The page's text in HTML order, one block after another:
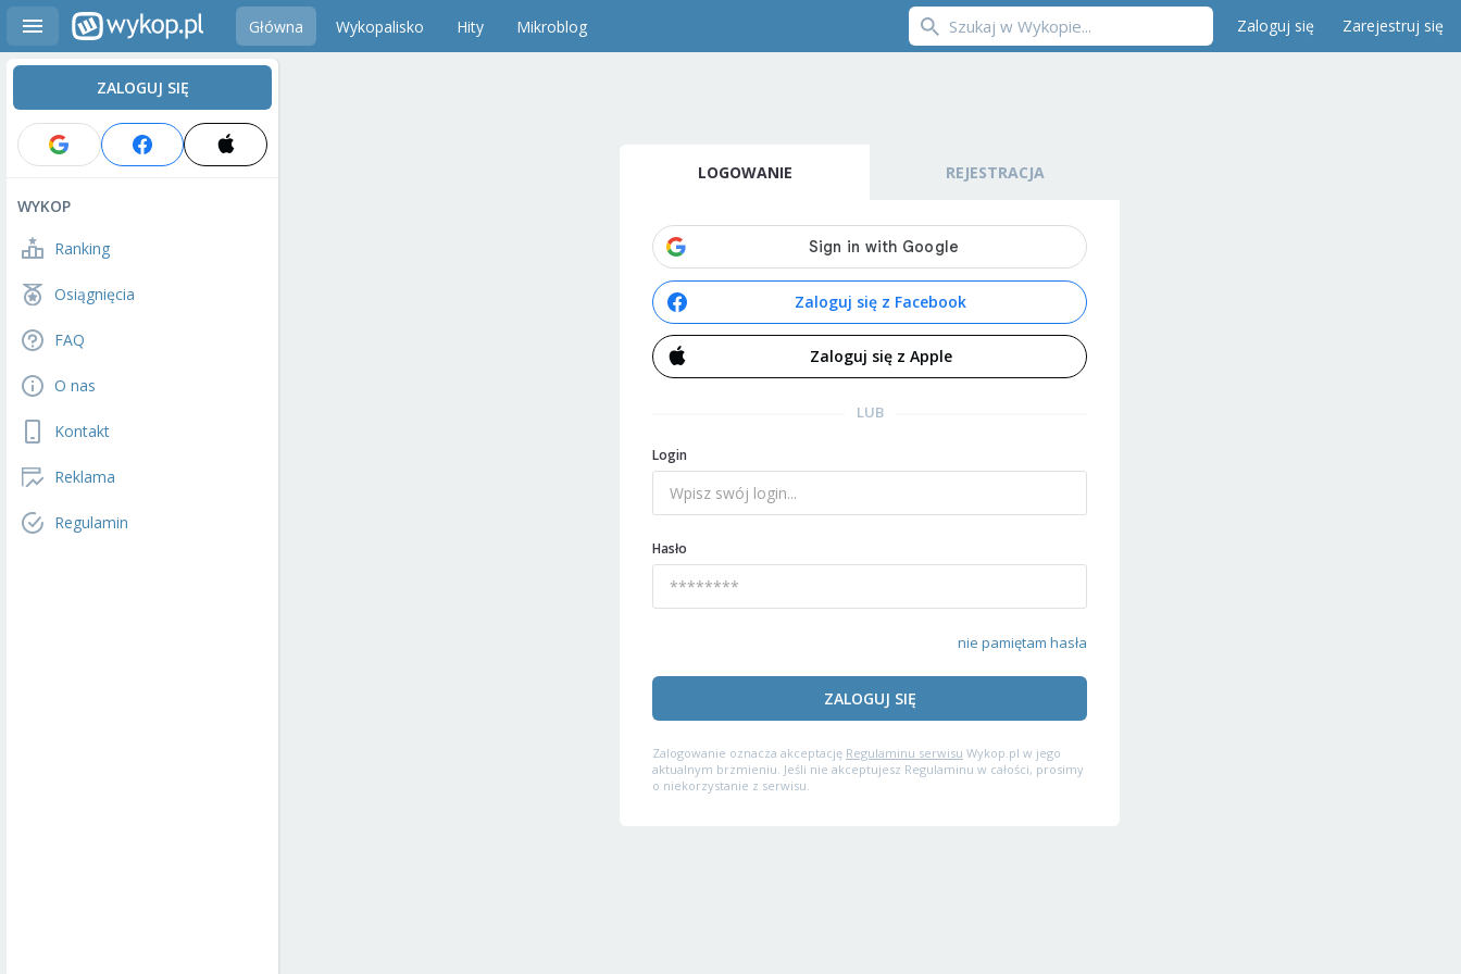
Główna Wykopalisko Hity Mikroblog Zaloguj się Zarejestruj się
ZALOGUJ SIĘ
WYKOP
Ranking
Osiągnięcia
FAQ
O nas
Kontakt
Reklama
Regulamin
LOGOWANIE REJESTRACJA
Zaloguj się z Facebook
Zaloguj się z Apple
LUB
Login
Hasło
nie pamiętam hasła
ZALOGUJ SIĘ
Zalogowanie oznacza akceptację Regulaminu serwisu Wykop.pl w jego
aktualnym brzmieniu. Jeśli nie akceptujesz Regulaminu w całości, prosimy
o niekorzystanie z serwisu.